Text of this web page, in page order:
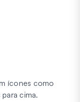
ícones como
cima.